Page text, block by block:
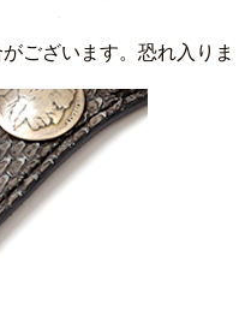
ございます。恐れ入りま